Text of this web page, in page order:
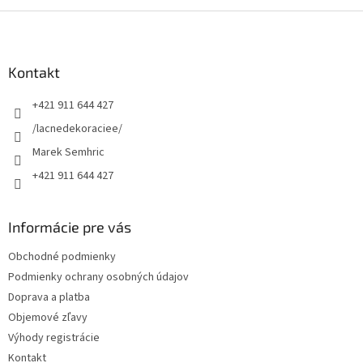
Kontakt
+421 911 644 427
/lacnedekoraciee/
Marek Semhric
+421 911 644 427
Informácie pre vás
Obchodné podmienky
Podmienky ochrany osobných údajov
Doprava a platba
Objemové zľavy
Výhody registrácie
Kontakt